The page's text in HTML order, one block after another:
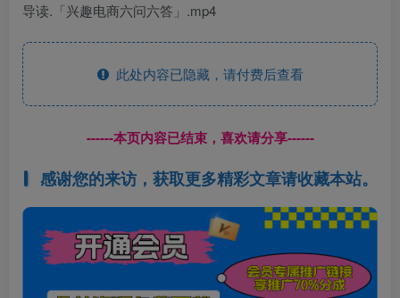
导读.「兴趣电商六问六答」.mp4
此处内容已隐藏，请付费后查看
------本页内容已结束，喜欢请分享------
感谢您的来访，获取更多精彩文章请收藏本站。